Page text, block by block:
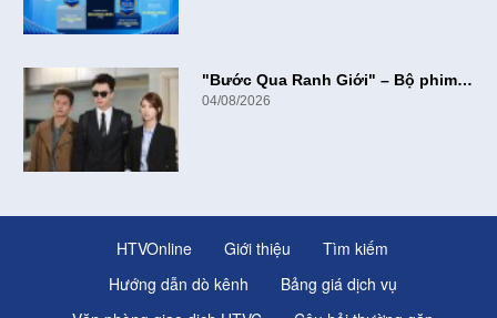
"Bước Qua Ranh Giới" – Bộ phim…
04/08/2026
HTVOnline Giới thiệu
Tìm kiếm
Hướng dẫn dò kênh
Bảng giá dịch vụ